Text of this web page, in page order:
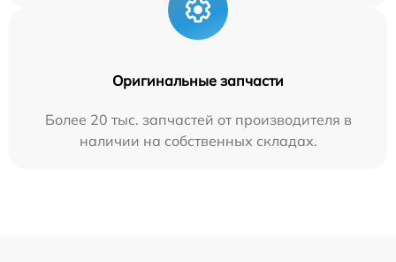
Оригинальные запчасти
Более 20 тыс. запчастей от производителя в
наличии на собственных складах.